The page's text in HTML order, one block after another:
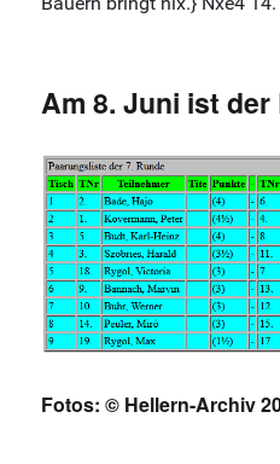
Am 8. Juni ist
Fotos: © Hellern-Archiv